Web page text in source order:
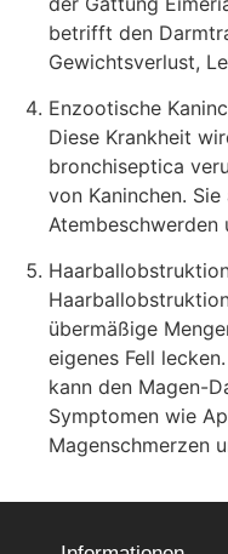
betrifft den
Gewichtsverlust,
Enzootische
Diese Krankheit
bronchiseptica
von Kaninchen.
Atembeschwerden
übermäßige
eigenes Fell
kann den Magen-
Symptomen wie
Magenschmerzen